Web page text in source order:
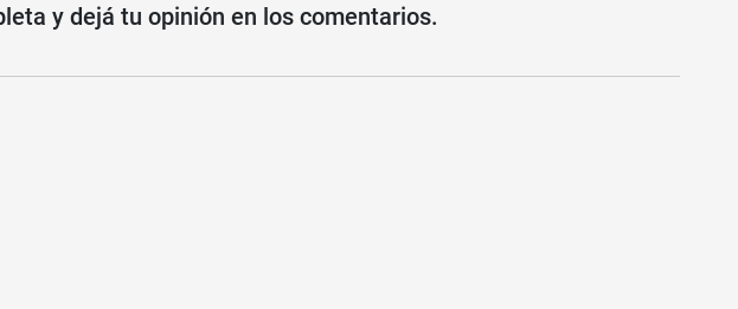
y dejá tu opinión en los comentarios.